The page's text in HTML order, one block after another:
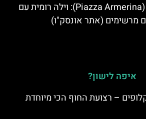
פיאצה ארמרינה (Piazza Armerina): וילה רומית עם
מרשימים (אתר אונסק"ו)
איפה לישון?
– רצועת החוף הכי מיוחדת